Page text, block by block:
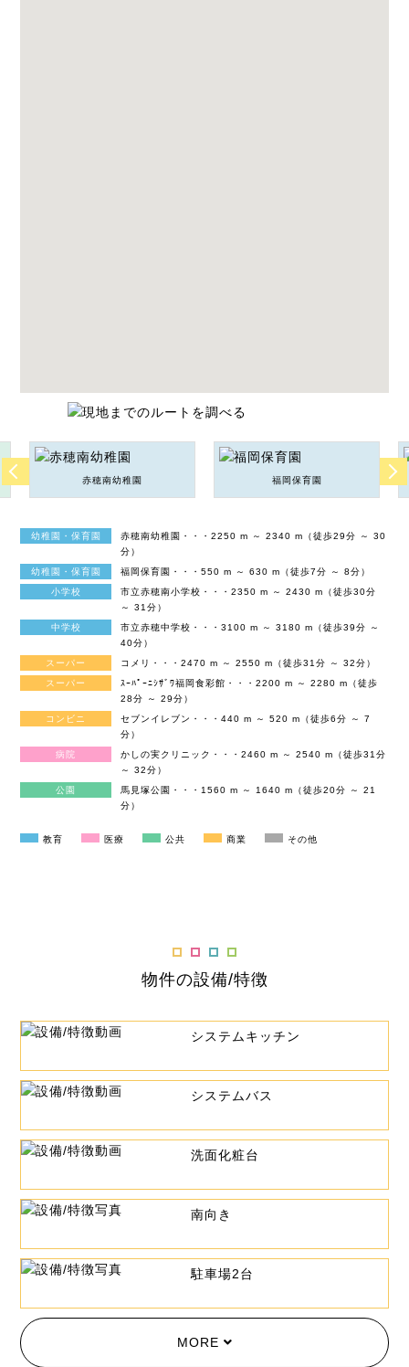
赤穂南幼稚園 福岡保育園
幼稚園・保育園
赤穂南幼稚園・・・2250 m ～ 2340 m（徒歩29分 ～ 30
分）
幼稚園・保育園
福岡保育園・・・550 m ～ 630 m（徒歩7分 ～ 8分）
小学校
市立赤穂南小学校・・・2350 m ～ 2430 m（徒歩30分
～ 31分）
中学校
市立赤穂中学校・・・3100 m ～ 3180 m（徒歩39分 ～
40分）
スーパー
コメリ・・・2470 m ～ 2550 m（徒歩31分 ～ 32分）
スーパー
ｽｰﾊﾟｰﾆｼｻﾞﾜ福岡食彩館・・・2200 m ～ 2280 m（徒歩
28分 ～ 29分）
コンビニ
セブンイレブン・・・440 m ～ 520 m（徒歩6分 ～ 7
分）
病院
かしの実クリニック・・・2460 m ～ 2540 m（徒歩31分
～ 32分）
公園
馬見塚公園・・・1560 m ～ 1640 m（徒歩20分 ～ 21
分）
教育 医療 公共 商業 その他
物件の設備/特徴
システムキッチン
システムバス
洗面化粧台
南向き
駐車場2台
MORE